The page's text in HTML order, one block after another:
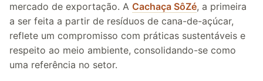
mercado de exportação. A Cachaça SôZé, a primeira
a ser feita a partir de resíduos de cana-de-açúcar,
reflete um compromisso com práticas sustentáveis e
respeito ao meio ambiente, consolidando-se como
uma referência no setor.